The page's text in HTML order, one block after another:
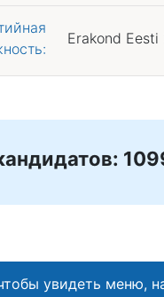
Erakond Eesti
увидеть меню,